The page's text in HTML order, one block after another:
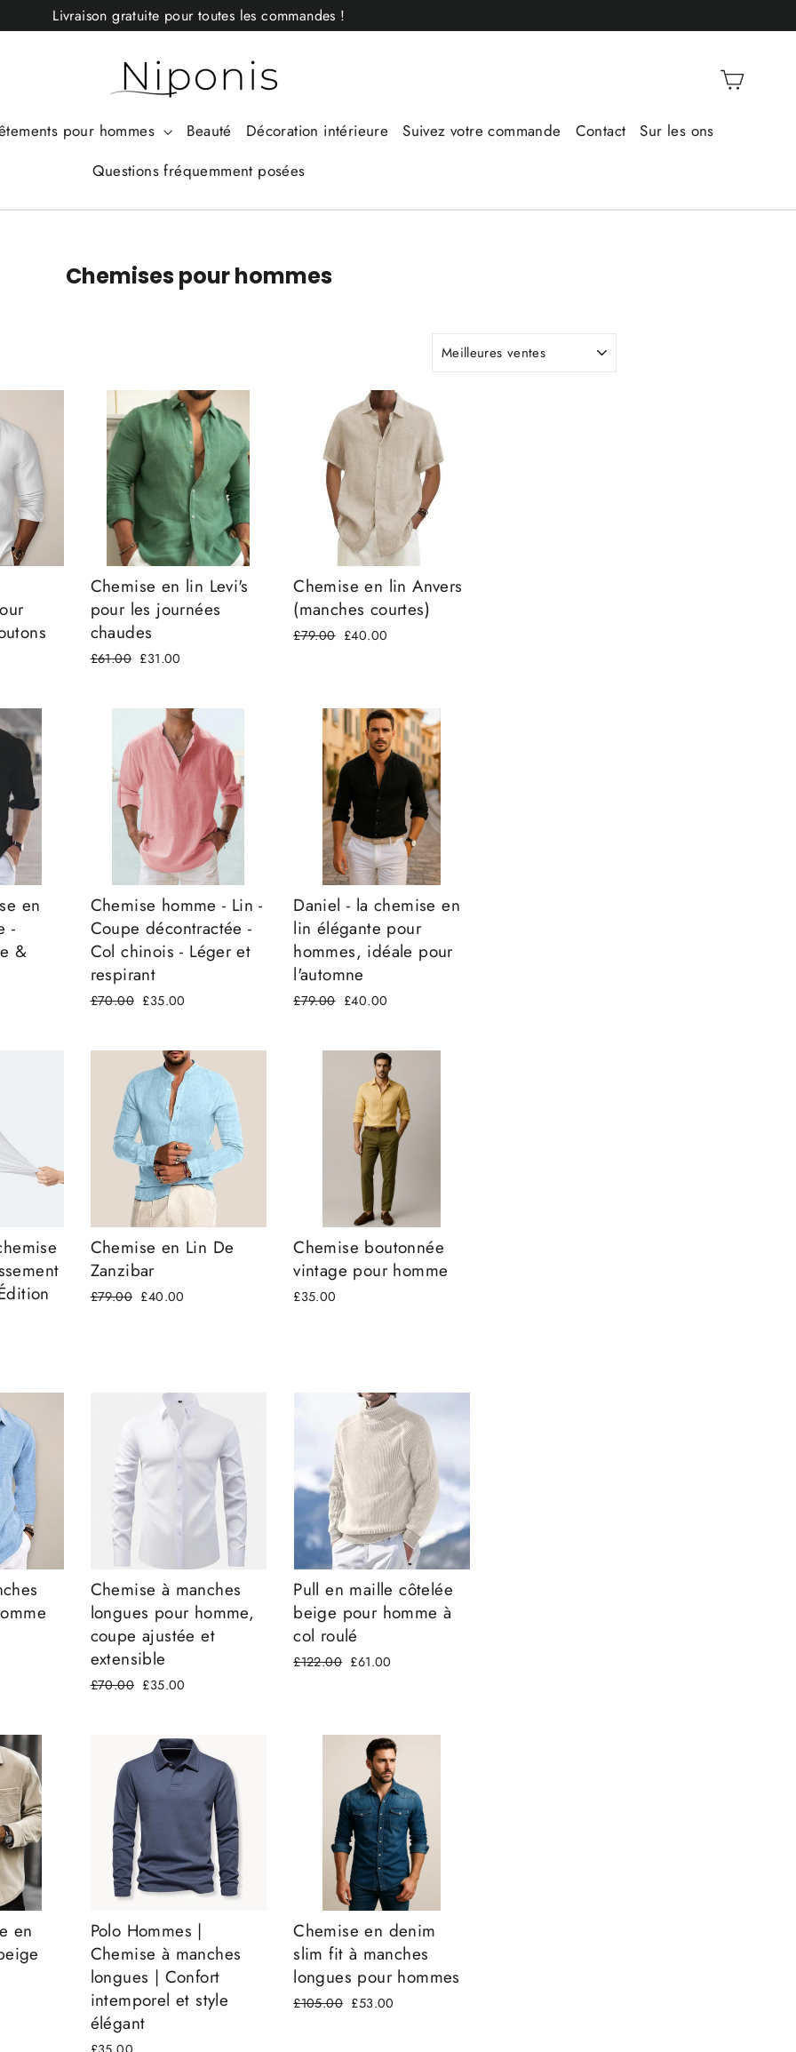
Livraison gratuite pour toutes les commandes !
pour hommes Beauté Décoration intérieure Suivez votre commande Contact
Sur les ons
Questions fréquemment posées
Chemises pour hommes
Chemise en lin Levi's
pour les journées
chaudes
Prix
£61.00 Prix
£31.00
Chemise en lin Anvers
(manches courtes)
Prix
£79.00 Prix
£40.00
en
-
&
Chemise homme - Lin -
Coupe décontractée -
Col chinois - Léger et
respirant
Prix
£70.00 Prix
£35.00
Daniel - la chemise en
lin élégante pour
hommes, idéale pour
l'automne
Prix
£79.00 Prix
£40.00
Chemise en Lin De
Zanzibar
Prix
£79.00 Prix
£40.00
Chemise boutonnée
vintage pour homme
£35.00
Chemise à manches
longues pour homme,
coupe ajustée et
extensible
Prix
£70.00 Prix
£35.00
Pull en maille côtelée
beige pour homme à
col roulé
Prix
£122.00 Prix
£61.00
en
Polo Hommes |
Chemise à manches
longues | Confort
intemporel et style
élégant
Chemise en denim
slim fit à manches
longues pour hommes
Prix
£105.00 Prix
£53.00